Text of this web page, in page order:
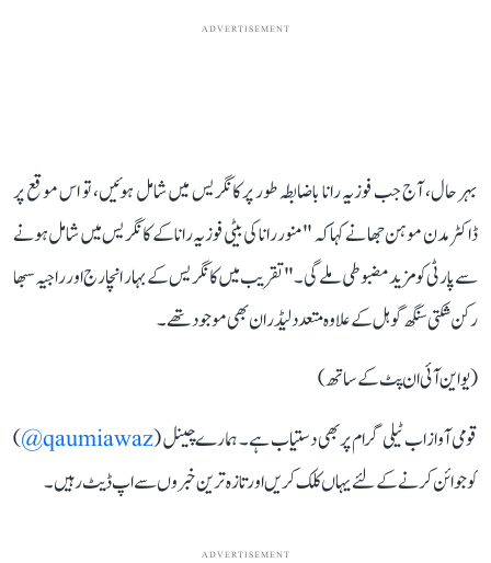
ADVERTISEMENT
بہر حال، آج جب فوزیہ رانا باضابطہ طور پر کانگریس میں شامل ہوئیں، تو اس موقع پر
ڈاکٹر مدن موہن جھا نے کہا کہ "منور رانا کی بیٹی فوزیہ رانا کے کانگریس میں شامل ہونے
سے پارٹی کو مزید مضبوطی ملے گی۔" تقریب میں کانگریس کے بہار انچارج اور راجیہ سبھا
رکن شکتی سنگھ گوہل کے علاوہ متعدد لیڈران بھی موجود تھے۔
(یو این آئی ان پٹ کے ساتھ)
قومی آواز اب ٹیلی گرام پر بھی دستیاب ہے۔ ہمارے چینل (qaumiawaz@
)
کو جوائن کرنے کے لئے یہاں کلک کریں اور تازہ ترین خبروں سے اپ ڈیٹ رہیں۔
ADVERTISEMENT